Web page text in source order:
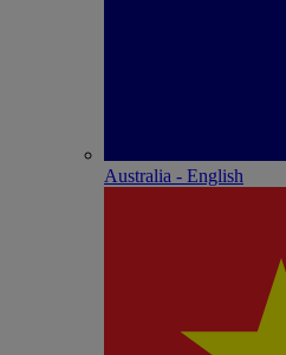
Australia - English